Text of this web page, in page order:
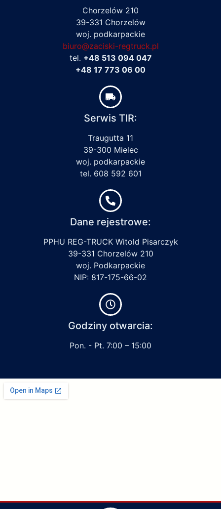
Chorzelów 210
39-331 Chorzelów
woj. podkarpackie
biuro@zaciski-regtruck.pl
tel. +48 513 094 047
+48 17 773 06 00
Serwis TIR:
Traugutta 11
39-300 Mielec
woj. podkarpackie
tel. 608 592 601
Dane rejestrowe:
PPHU REG-TRUCK Witold Pisarczyk
39-331 Chorzelów 210
woj. Podkarpackie
NIP: 817-175-66-02
Godziny otwarcia:
Pon. - Pt. 7:00 – 15:00